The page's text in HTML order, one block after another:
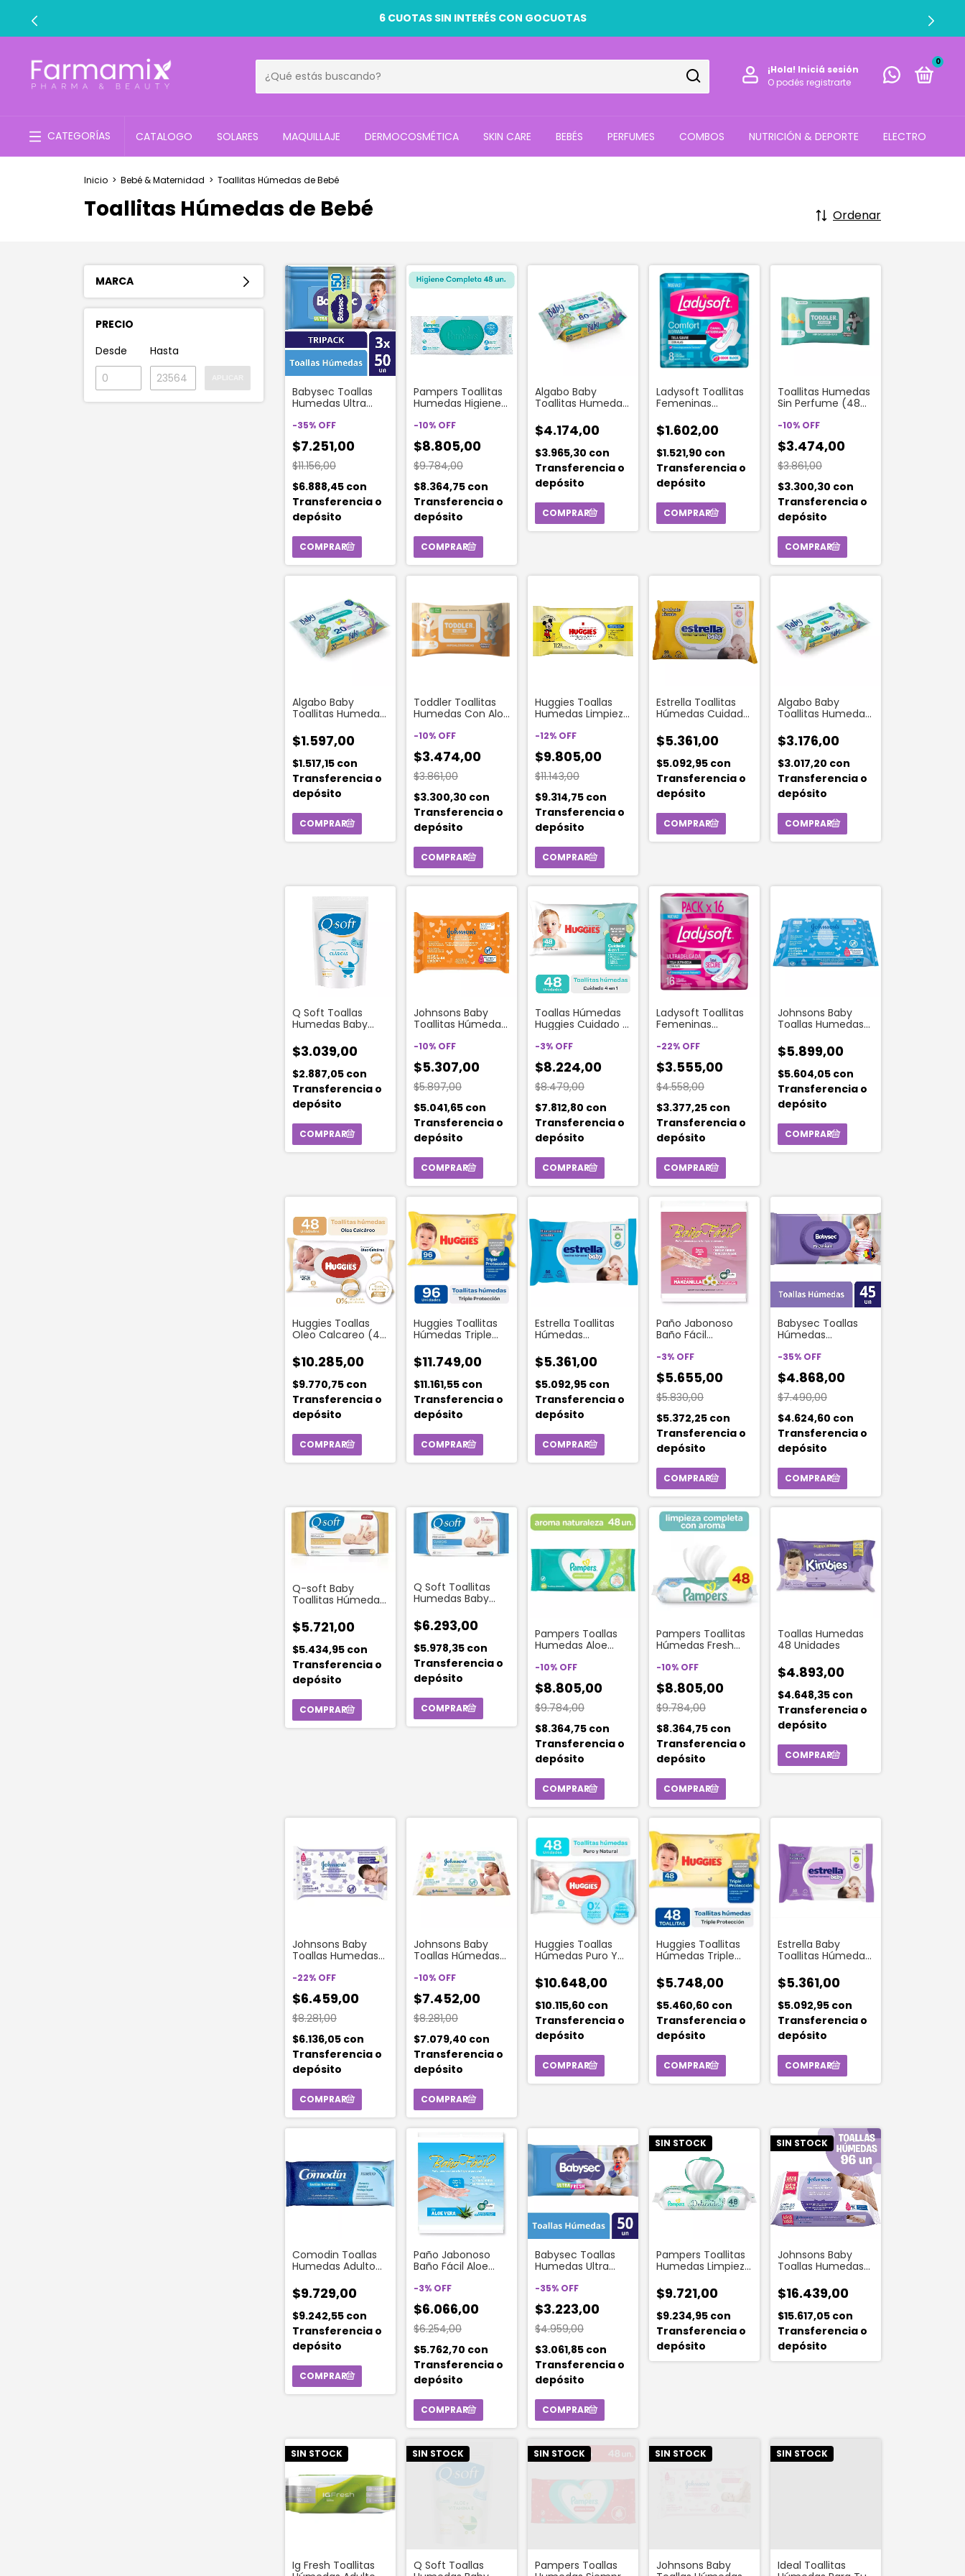
6 CUOTAS SIN INTERÉS CON GOCUOTAS
¡Hola! Iniciá sesión
O podés registrarte
0
CATEGORÍAS CATALOGO SOLARES MAQUILLAJE DERMOCOSMÉTICA SKIN CARE BEBÉS PERFUMES COMBOS NUTRICIÓN & DEPORTE ELECTRO
Inicio > Bebé & Maternidad > Toallitas Húmedas de Bebé
Toallitas Húmedas de Bebé Ordenar
MARCA
PRECIO
Desde
Hasta
Babysec Toallas
Humedas Ultra
-35% OFF
$7.251,00
$11.156,00
$6.888,45 con
Transferencia o
depósito
Pampers Toallitas
Humedas Higiene
Unidades)
-10% OFF
$8.805,00
$9.784,00
$8.364,75 con
Transferencia o
depósito
Algabo Baby
Toallitas Humedas
$4.174,00
$3.965,30 con
Transferencia o
depósito
Ladysoft Toallitas
Femeninas
Suave Aloe Con
Alas
$1.602,00
$1.521,90 con
Transferencia o
depósito
Toallitas Humedas
Sin Perfume (48
-10% OFF
$3.474,00
$3.861,00
$3.300,30 con
Transferencia o
depósito
Algabo Baby
Toallitas Humedas
$1.597,00
$1.517,15 con
Transferencia o
depósito
Toddler Toallitas
Humedas Con Aloe
Unidades)
-10% OFF
$3.474,00
$3.861,00
$3.300,30 con
Transferencia o
depósito
Huggies Toallas
Humedas Limpieza
Unidades)
-12% OFF
$9.805,00
$11.143,00
$9.314,75 con
Transferencia o
depósito
Estrella Toallitas
Húmedas Cuidado
(50 Toallitas)
$5.361,00
$5.092,95 con
Transferencia o
depósito
Algabo Baby
Toallitas Humedas
$3.176,00
$3.017,20 con
Transferencia o
depósito
Q Soft Toallas
Humedas Baby
Unidades)
$3.039,00
$2.887,05 con
Transferencia o
depósito
Johnsons Baby
Toallitas Húmedas
Suavidad 44
Unidades
-10% OFF
$5.307,00
$5.897,00
$5.041,65 con
Transferencia o
depósito
Toallas Húmedas
Huggies Cuidado 4
-3% OFF
$8.224,00
$8.479,00
$7.812,80 con
Transferencia o
depósito
Ladysoft Toallitas
Femeninas
Seca Dual Lock
Con Alas
-22% OFF
$3.555,00
$4.558,00
$3.377,25 con
Transferencia o
depósito
Johnsons Baby
Toallas Humedas
Los Pies (44
Unidades)
$5.899,00
$5.604,05 con
Transferencia o
depósito
Huggies Toallas
Oleo Calcareo (48
$10.285,00
$9.770,75 con
Transferencia o
depósito
Huggies Toallitas
Húmedas Triple
Unidades)
$11.749,00
$11.161,55 con
Transferencia o
depósito
Estrella Toallitas
Húmedas
Sensible (50
Unidades)
$5.361,00
$5.092,95 con
Transferencia o
depósito
Paño Jabonoso
Baño Fácil
-3% OFF
$5.655,00
$5.830,00
$5.372,25 con
Transferencia o
depósito
Babysec Toallas
Húmedas
Unidades
-35% OFF
$4.868,00
$7.490,00
$4.624,60 con
Transferencia o
depósito
Q-soft Baby
Toallitas Húmedas
Calcáreo X 40 Un.
$5.721,00
$5.434,95 con
Transferencia o
depósito
Q Soft Toallitas
Humedas Baby
Unidades
$6.293,00
$5.978,35 con
Transferencia o
depósito
Pampers Toallas
Humedas Aloe
-10% OFF
$8.805,00
$9.784,00
$8.364,75 con
Transferencia o
depósito
Pampers Toallitas
Húmedas Fresh
Unidades)
-10% OFF
$8.805,00
$9.784,00
$8.364,75 con
Transferencia o
depósito
Toallas Humedas
48 Unidades
$4.893,00
$4.648,35 con
Transferencia o
depósito
Johnsons Baby
Toallas Humedas
Repuesto (48
Unidades)
-22% OFF
$6.459,00
$8.281,00
$6.136,05 con
Transferencia o
depósito
Johnsons Baby
Toallas Húmedas
Unidades)
-10% OFF
$7.452,00
$8.281,00
$7.079,40 con
Transferencia o
depósito
Huggies Toallas
Húmedas Puro Y
Unidades)
$10.648,00
$10.115,60 con
Transferencia o
depósito
Huggies Toallitas
Húmedas Triple
$5.748,00
$5.460,60 con
Transferencia o
depósito
Estrella Baby
Toallitas Húmedas
50u
$5.361,00
$5.092,95 con
Transferencia o
depósito
Comodin Toallas
Humedas Adulto
$9.729,00
$9.242,55 con
Transferencia o
depósito
Paño Jabonoso
Baño Fácil Aloe
-3% OFF
$6.066,00
$6.254,00
$5.762,70 con
Transferencia o
depósito
Babysec Toallas
Humedas Ultra
-35% OFF
$3.223,00
$4.959,00
$3.061,85 con
Transferencia o
depósito
SIN STOCK
Pampers Toallitas
Humedas Limpieza
$9.721,00
$9.234,95 con
Transferencia o
depósito
SIN STOCK
Johnsons Baby
Toallas Humedas
(96 Unidades)
$16.439,00
$15.617,05 con
Transferencia o
depósito
SIN STOCK
Ig Fresh Toallitas
SIN STOCK
Q Soft Toallas
SIN STOCK
Pampers Toallas
SIN STOCK
Johnsons Baby
SIN STOCK
Ideal Toallitas